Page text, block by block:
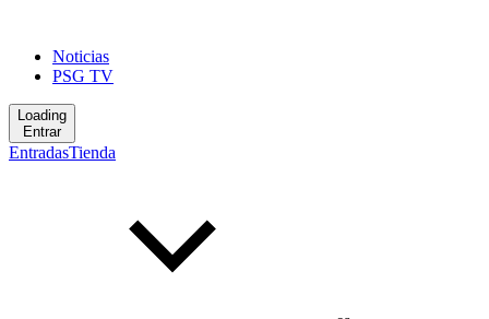
Noticias
PSG TV
Loading
Entrar
EntradasTienda